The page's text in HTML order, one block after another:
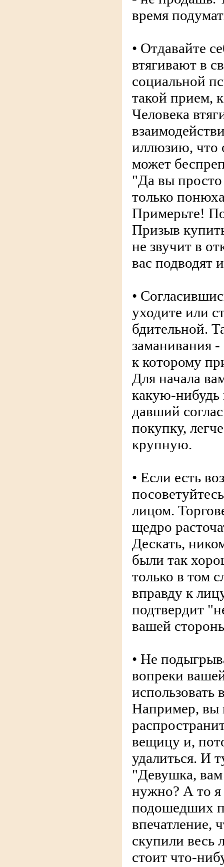
время
• Отдавайте
втягивают в
социальной
такой прием,
Человека
иллюзию, что
может
"Да вы
только
Примерьте!
Призыв
не звучит в
вас подводят
•
уходите или
бдительной.
заманивания
к которому
Для начала
какую-нибудь
давший
покупку,
крупную.
• Если есть
лицом.
щедро
Дескать,
были так
только в том
вправду к
подтвердит
вашей
• Не
вопреки
использовать
Например, вы
вещицу и,
удалиться. И
"Девушка,
нужно? А то
подошедших
впечатление,
скупили весь
стоит что-